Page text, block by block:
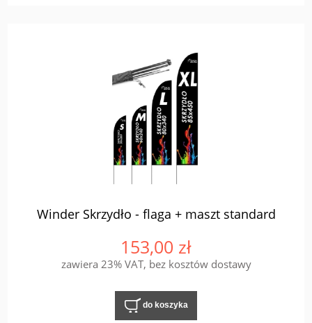
Winder Skrzydło - flaga + maszt standard
153,00 zł
zawiera 23% VAT, bez kosztów dostawy
do koszyka